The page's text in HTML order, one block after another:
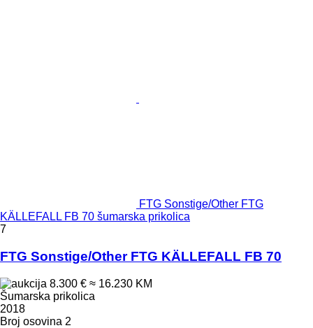
FTG Sonstige/Other FTG
KÄLLEFALL FB 70 šumarska prikolica
7
FTG Sonstige/Other FTG KÄLLEFALL FB 70
8.300 € ≈ 16.230 KM
Šumarska prikolica
2018
Broj osovina 2